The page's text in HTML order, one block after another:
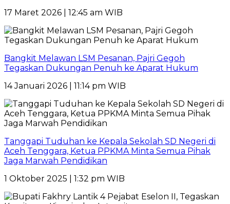
17 Maret 2026 | 12:45 am WIB
Bangkit Melawan LSM Pesanan, Pajri Gegoh
Tegaskan Dukungan Penuh ke Aparat Hukum
14 Januari 2026 | 11:14 pm WIB
Tanggapi Tuduhan ke Kepala Sekolah SD Negeri di
Aceh Tenggara, Ketua PPKMA Minta Semua Pihak
Jaga Marwah Pendidikan
1 Oktober 2025 | 1:32 pm WIB